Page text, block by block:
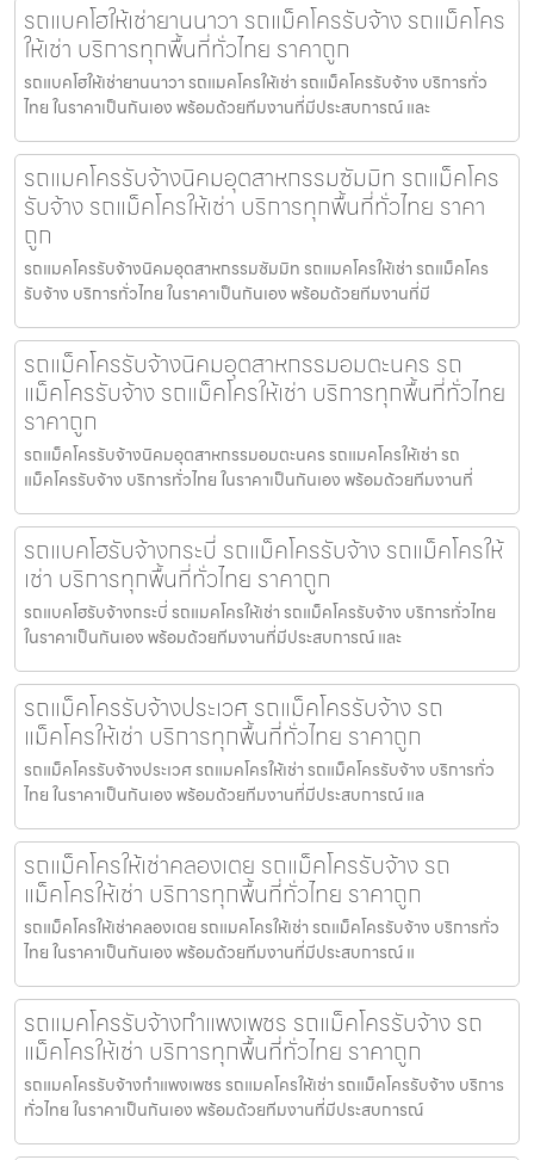
รถแบคโฮให้เช่ายานนาวา รถแม็คโครรับจ้าง รถแม็คโคร
ให้เช่า บริการทุกพื้นที่ทั่วไทย ราคาถูก
รถแบคโฮให้เช่ายานนาวา รถแมคโครให้เช่า รถแม็คโครรับจ้าง บริการทั่ว
ไทย ในราคาเป็นกันเอง พร้อมด้วยทีมงานที่มีประสบการณ์ และ
รถแมคโครรับจ้างนิคมอุตสาหกรรมซัมมิท รถแม็คโคร
รับจ้าง รถแม็คโครให้เช่า บริการทุกพื้นที่ทั่วไทย ราคา
ถูก
รถแมคโครรับจ้างนิคมอุตสาหกรรมซัมมิท รถแมคโครให้เช่า รถแม็คโคร
รับจ้าง บริการทั่วไทย ในราคาเป็นกันเอง พร้อมด้วยทีมงานที่มี
รถแม็คโครรับจ้างนิคมอุตสาหกรรมอมตะนคร รถ
แม็คโครรับจ้าง รถแม็คโครให้เช่า บริการทุกพื้นที่ทั่วไทย
ราคาถูก
รถแม็คโครรับจ้างนิคมอุตสาหกรรมอมตะนคร รถแมคโครให้เช่า รถ
แม็คโครรับจ้าง บริการทั่วไทย ในราคาเป็นกันเอง พร้อมด้วยทีมงานที่
รถแบคโฮรับจ้างกระบี่ รถแม็คโครรับจ้าง รถแม็คโครให้
เช่า บริการทุกพื้นที่ทั่วไทย ราคาถูก
รถแบคโฮรับจ้างกระบี่ รถแมคโครให้เช่า รถแม็คโครรับจ้าง บริการทั่วไทย
ในราคาเป็นกันเอง พร้อมด้วยทีมงานที่มีประสบการณ์ และ
รถแม็คโครรับจ้างประเวศ รถแม็คโครรับจ้าง รถ
แม็คโครให้เช่า บริการทุกพื้นที่ทั่วไทย ราคาถูก
รถแม็คโครรับจ้างประเวศ รถแมคโครให้เช่า รถแม็คโครรับจ้าง บริการทั่ว
ไทย ในราคาเป็นกันเอง พร้อมด้วยทีมงานที่มีประสบการณ์ แล
รถแม็คโครให้เช่าคลองเตย รถแม็คโครรับจ้าง รถ
แม็คโครให้เช่า บริการทุกพื้นที่ทั่วไทย ราคาถูก
รถแม็คโครให้เช่าคลองเตย รถแมคโครให้เช่า รถแม็คโครรับจ้าง บริการทั่ว
ไทย ในราคาเป็นกันเอง พร้อมด้วยทีมงานที่มีประสบการณ์ แ
รถแมคโครรับจ้างกำแพงเพชร รถแม็คโครรับจ้าง รถ
แม็คโครให้เช่า บริการทุกพื้นที่ทั่วไทย ราคาถูก
รถแมคโครรับจ้างกำแพงเพชร รถแมคโครให้เช่า รถแม็คโครรับจ้าง บริการ
ทั่วไทย ในราคาเป็นกันเอง พร้อมด้วยทีมงานที่มีประสบการณ์